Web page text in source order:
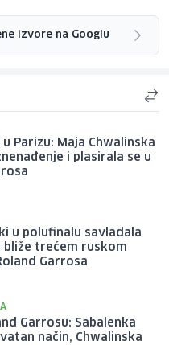
izvore na Googlu
Parizu: Maja Chwalinska
i plasirala se u
u polufinalu savladala
bliže trećem ruskom
Garrosa
Garrosu: Sabalenka
način, Chwalinska